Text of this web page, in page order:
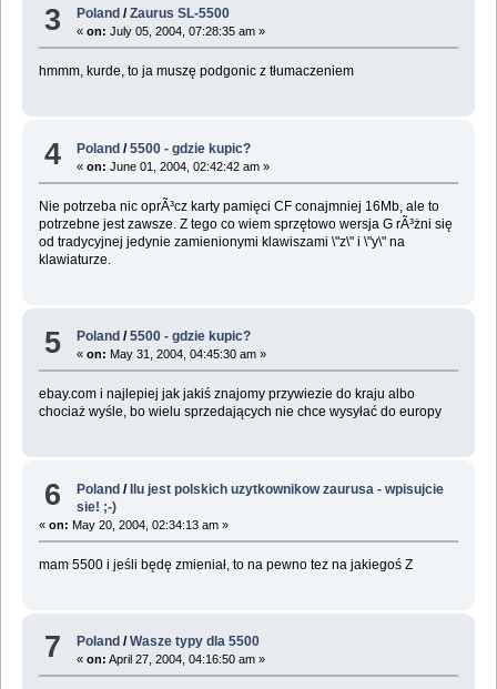
3 Poland /Zaurus SL-5500
«on: July 05, 2004, 07:28:35 am »
hmmm, kurde, to ja muszę podgonic z tłumaczeniem
4 Poland /5500 - gdzie kupic?
«on: June 01, 2004, 02:42:42 am »
Nie potrzeba nic oprÃ³cz karty pamięci CF conajmniej 16Mb, ale to
potrzebne jest zawsze. Z tego co wiem sprzętowo wersja G rÃ³żni się
od tradycyjnej jedynie zamienionymi klawiszami \"z\" i \"y\" na
klawiaturze.
5 Poland /5500 - gdzie kupic?
«on: May 31, 2004, 04:45:30 am »
ebay.com i najlepiej jak jakiś znajomy przywiezie do kraju albo
chociaż wyśle, bo wielu sprzedających nie chce wysyłać do europy
6 Poland /Ilu jest polskich uzytkownikow zaurusa - wpisujcie
sie! ;-)
« on: May 20, 2004, 02:34:13 am »
mam 5500 i jeśli będę zmieniał, to na pewno tez na jakiegoś Z
7 Poland /Wasze typy dla 5500
«on: April 27, 2004, 04:16:50 am »